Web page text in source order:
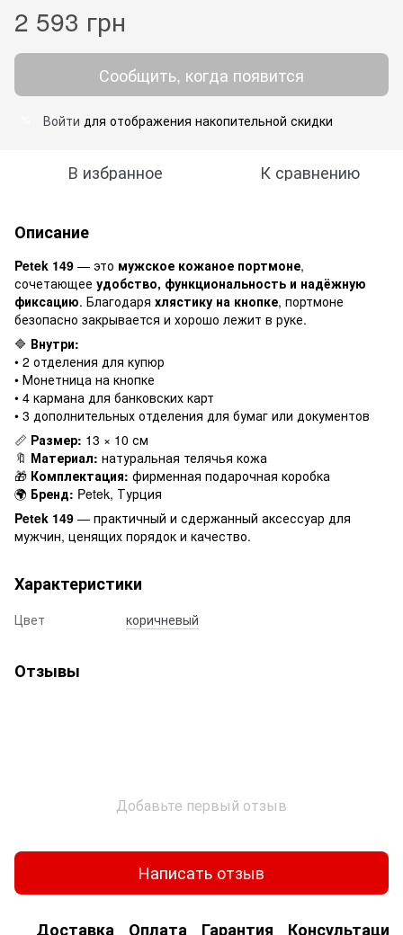
2 593 грн
Сообщить, когда появится
Войти для отображения накопительной скидки
В избранное К сравнению
Описание
Petek 149 — это мужское кожаное портмоне,
сочетающее удобство, функциональность и надёжную
фиксацию. Благодаря хлястику на кнопке, портмоне
безопасно закрывается и хорошо лежит в руке.
🔷 Внутри:
• 2 отделения для купюр
• Монетница на кнопке
• 4 кармана для банковских карт
• 3 дополнительных отделения для бумаг или документов
📏 Размер: 13 × 10 см
🔖 Материал: натуральная телячья кожа
🎁 Комплектация: фирменная подарочная коробка
🌍 Бренд: Petek, Турция
Petek 149 — практичный и сдержанный аксессуар для
мужчин, ценящих порядок и качество.
Характеристики
Цвет коричневый
Отзывы
Добавьте первый отзыв
Написать отзыв
Доставка Оплата Гарантия Консультация